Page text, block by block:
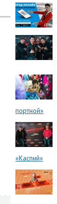
портной»
«Каспий»